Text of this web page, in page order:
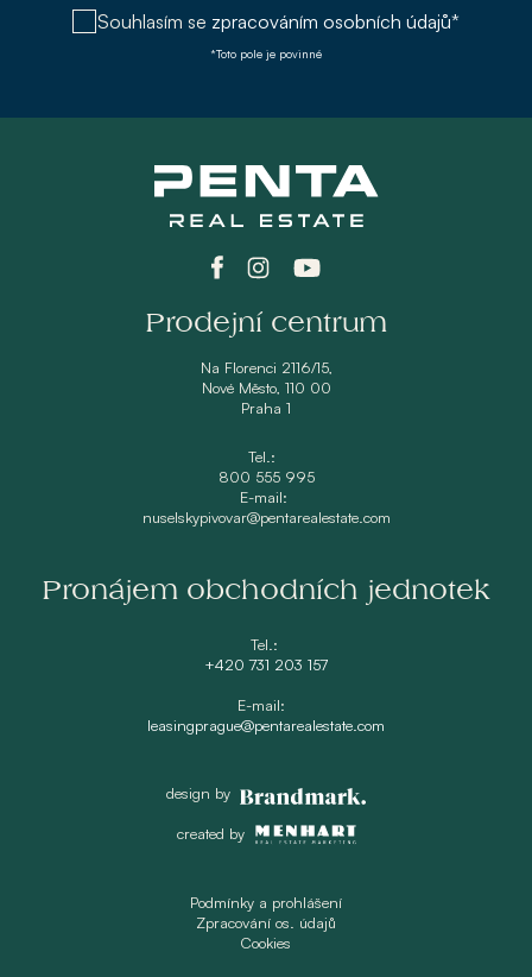
Souhlasím se zpracováním osobních údajů*
*Toto pole je povinné
Prodejní centrum
Na Florenci 2116/15,
Nové Město, 110 00
Praha 1
Tel.:
800 555 995
E-mail:
nuselskypivovar@pentarealestate.com
Pronájem obchodních jednotek
Tel.:
+420 731 203 157
E-mail:
leasingprague@pentarealestate.com
design by
created by
Podmínky a prohlášení
Zpracování os. údajů
Cookies